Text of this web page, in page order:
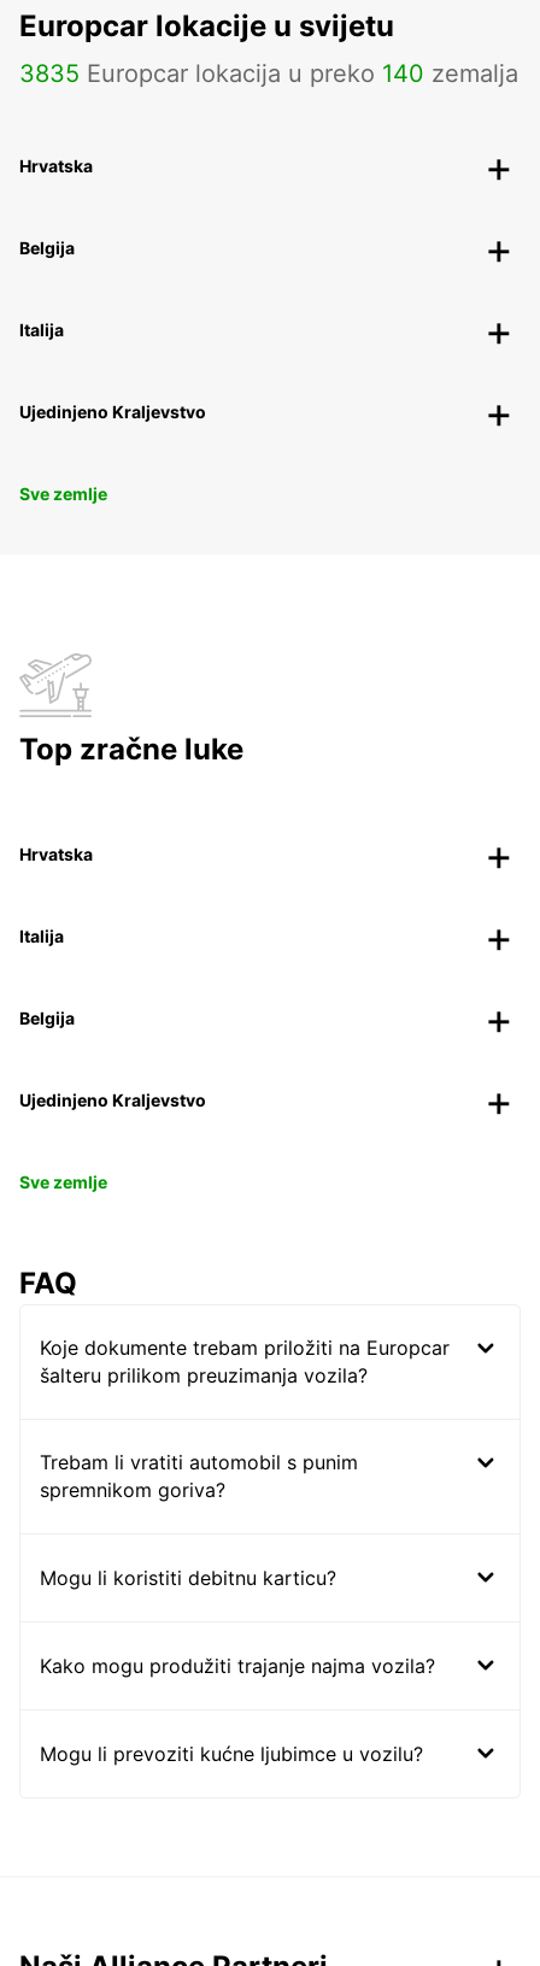
Europcar lokacije u svijetu
3835 Europcar lokacija u preko 140 zemalja
Hrvatska
Belgija
Italija
Ujedinjeno Kraljevstvo
Sve zemlje
Top zračne luke
Hrvatska
Italija
Belgija
Ujedinjeno Kraljevstvo
Sve zemlje
FAQ
Koje dokumente trebam priložiti na Europcar
šalteru prilikom preuzimanja vozila?
Trebam li vratiti automobil s punim
spremnikom goriva?
Mogu li koristiti debitnu karticu?
Kako mogu produžiti trajanje najma vozila?
Mogu li prevoziti kućne ljubimce u vozilu?